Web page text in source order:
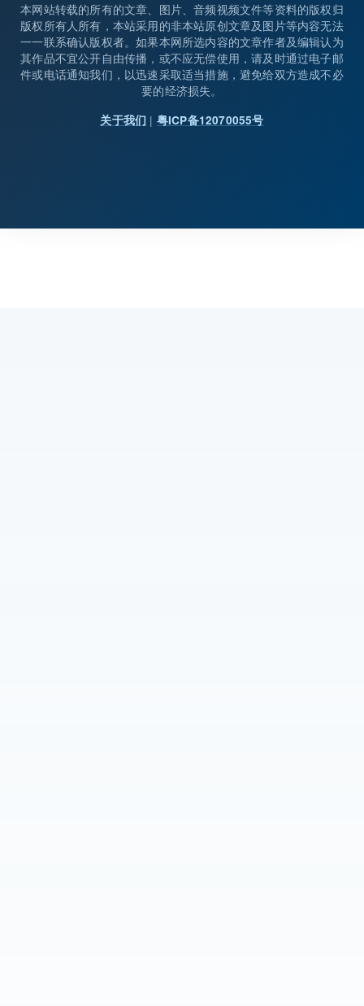
本网站转载的所有的文章、图片、音频视频文件等资料的版权归
版权所有人所有，本站采用的非本站原创文章及图片等内容无法
一一联系确认版权者。如果本网所选内容的文章作者及编辑认为
其作品不宜公开自由传播，或不应无偿使用，请及时通过电子邮
件或电话通知我们，以迅速采取适当措施，避免给双方造成不必
要的经济损失。
关于我们 | 粤ICP备12070055号